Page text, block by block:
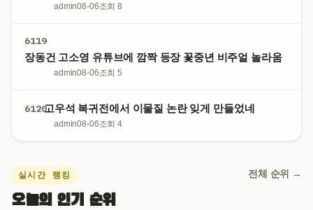
admin08-06조회 8
6119
장동건 고소영 유튜브에 깜짝 등장 꽃중년 비주얼 놀라움
admin08-06조회 5
6120고우석 복귀전에서 이물질 논란 잊게 만들었네
admin08-06조회 4
실시간 랭킹
오늘의 인기 순위
전체 순위 →